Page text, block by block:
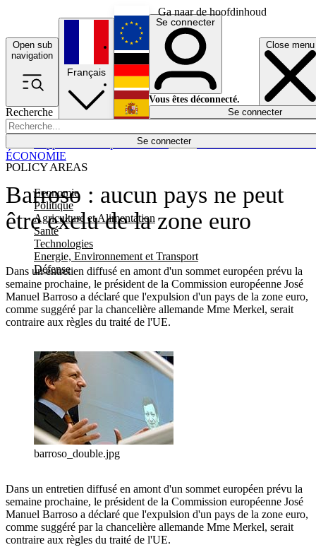
Ga naar de hoofdinhoud
Open sub
navigation
Close menu
Recherche
Se connecter
POLICY AREAS
Economie
Politique
Agriculture et Alimentation
Santé
Technologies
Energie, Environnement et Transport
Défense
Économie
Français
English
Deutsch
Español
Se connecter
Vous êtes déconnecté.
Se connecter
Barroso : aucun pays ne peut
être exclu de la zone euro
Dans un entretien diffusé en amont d'un sommet européen prévu la
semaine prochaine, le président de la Commission européenne José
Manuel Barroso a déclaré que l'expulsion d'un pays de la zone euro,
comme suggéré par la chancelière allemande Mme Merkel, serait
contraire aux règles du traité de l'UE.
ÉCONOMIE
barroso_double.jpg
Dans un entretien diffusé en amont d'un sommet européen prévu la
semaine prochaine, le président de la Commission européenne José
Manuel Barroso a déclaré que l'expulsion d'un pays de la zone euro,
comme suggéré par la chancelière allemande Mme Merkel, serait
contraire aux règles du traité de l'UE.